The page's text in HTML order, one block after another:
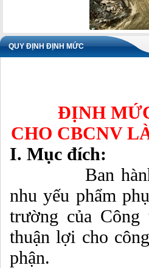
QUY ĐỊNH ĐỊNH MỨC
ĐỊNH
CHO CBCNV
I. Mục đích:
Ban hành
nhu yếu phẩm
trường của
thuận lợi cho
phận.